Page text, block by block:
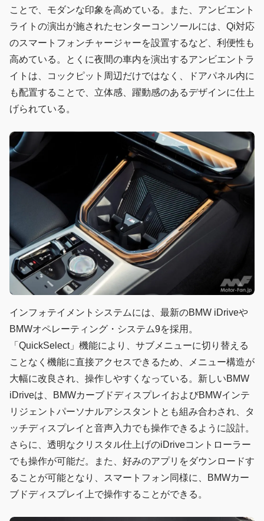
ことで、モダンな印象を高めている。また、アンビエント
ライトの演出が施されたセンターコンソールには、Qi対応
のスマートフォンチャージャーを設置するなど、利便性も
高めている。とくに夜間の車内を演出するアンビエントラ
イトは、コックピット周辺だけではなく、ドアパネル内に
も配置することで、立体感、躍動感のあるデザインに仕上
げられている。
インフォテイメントシステムには、最新のBMW iDriveや
BMWオペレーティング・システム9を採用。
「QuickSelect」機能により、サブメニューに切り替える
ことなく機能に直接アクセスできるため、メニュー構造が
大幅に改良され、操作しやすくなっている。新しいBMW
iDriveは、BMWカーブドディスプレイおよびBMWインテ
リジェントパーソナルアシスタントとも組み合わされ、タ
ッチディスプレイと音声入力でも操作できるように設計。
さらに、透明なクリスタル仕上げのiDriveコントローラー
でも操作が可能だ。また、好みのアプリをダウンロードす
ることが可能となり、スマートフォン同様に、BMWカー
ブドディスプレイ上で操作することができる。